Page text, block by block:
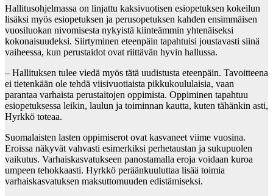
Hallitusohjelmassa on linjattu kaksivuotisen esiopetuksen kokeilun
lisäksi myös esiopetuksen ja perusopetuksen kahden ensimmäisen
vuosiluokan nivomisesta nykyistä kiinteämmin yhtenäiseksi
kokonaisuudeksi. Siirtyminen eteenpäin tapahtuisi joustavasti siinä
vaiheessa, kun perustaidot ovat riittävän hyvin hallussa.
– Hallituksen tulee viedä myös tätä uudistusta eteenpäin. Tavoitteena
ei tietenkään ole tehdä viisivuotiaista pikkukoululaisia, vaan
parantaa varhaista perustaitojen oppimista. Oppiminen tapahtuu
esiopetuksessa leikin, laulun ja toiminnan kautta, kuten tähänkin asti,
Hyrkkö toteaa.
Suomalaisten lasten oppimiserot ovat kasvaneet viime vuosina.
Eroissa näkyvät vahvasti esimerkiksi perhetaustan ja sukupuolen
vaikutus. Varhaiskasvatukseen panostamalla eroja voidaan kuroa
umpeen tehokkaasti. Hyrkkö peräänkuuluttaa lisää toimia
varhaiskasvatuksen maksuttomuuden edistämiseksi.